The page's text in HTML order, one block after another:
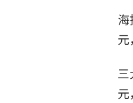
元
三
元